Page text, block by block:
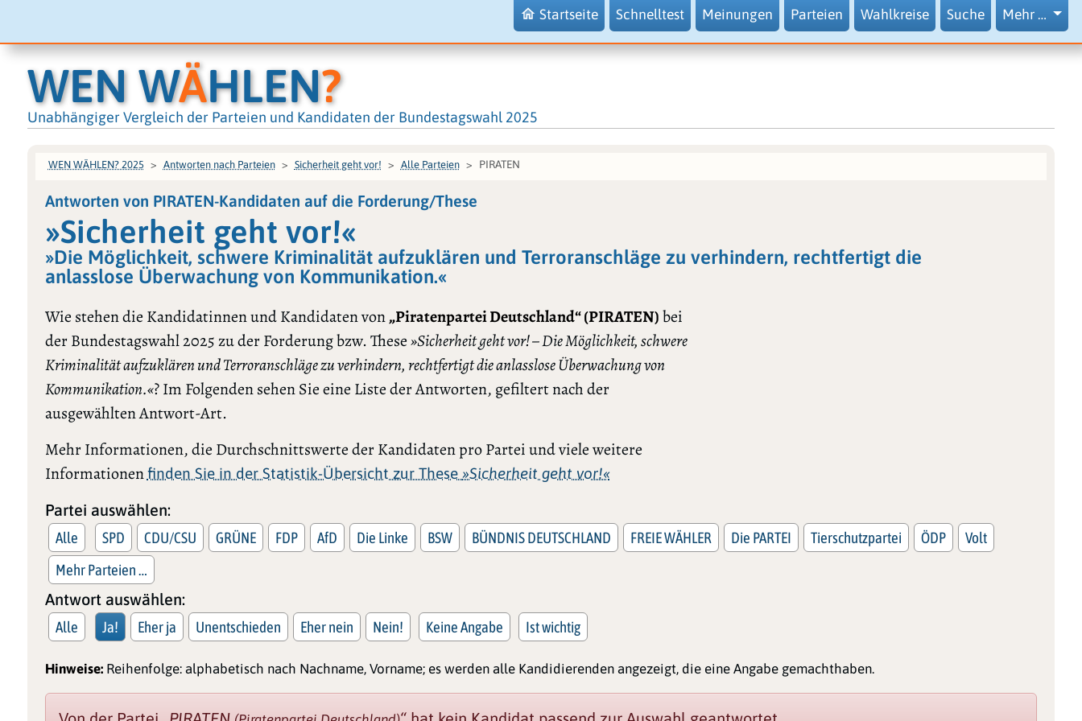
Startseite Schnelltest Meinungen Parteien Wahlkreise Suche Mehr …
WEN WÄHLEN?
Unabhängiger Vergleich der Parteien und Kandidaten der Bundestagswahl 2025
WEN WÄHLEN? 2025 Antworten nach Parteien Sicherheit geht vor! Alle Parteien PIRATEN
Antworten von PIRATEN-Kandidaten auf die Forderung/These
»Sicherheit geht vor!«
»Die Möglichkeit, schwere Kriminalität aufzuklären und Terroranschläge zu verhindern, rechtfertigt die
anlasslose Überwachung von Kommunikation.«
Wie stehen die Kandidatinnen und Kandidaten von„Piratenpartei Deutschland“ (PIRATEN)bei
der Bundestagswahl 2025 zu der Forderung bzw. These»Sicherheit geht vor! – Die Möglichkeit, schwere
Kriminalität aufzuklären und Terroranschläge zu verhindern, rechtfertigt die anlasslose Überwachung von
Kommunikation.«? Im Folgenden sehen Sie eine Liste der Antworten, gefiltert nach der
ausgewählten Antwort-Art.
Mehr Informationen, die Durchschnittswerte der Kandidaten pro Partei und viele weitere
Informationenfinden Sie in der Statistik-Übersicht zur These »Sicherheit geht vor!«
Partei auswählen:
Alle SPD CDU/CSU GRÜNE FDP AfD Die Linke BSW BÜNDNIS DEUTSCHLAND FREIE WÄHLER Die PARTEI Tierschutzpartei ÖDP
Volt
Mehr Parteien …
Antwort auswählen:
Alle Ja! Eher ja Unentschieden Eher nein Nein! Keine Angabe Ist wichtig
Hinweise: Reihenfolge: alphabetisch nach Nachname, Vorname; es werden alle Kandidierenden angezeigt, die eine Angabe gemachthaben.